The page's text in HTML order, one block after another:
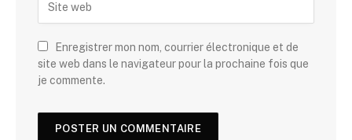
Enregistrer mon nom, courrier électronique et de
site web dans le navigateur pour la prochaine fois que
je commente.